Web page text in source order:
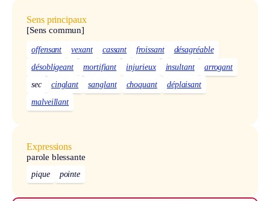
Sens principaux
[Sens commun]
offensant vexant cassant froissant
désagréable
désobligeant
mortifiant injurieux insultant
arrogant
sec
cinglant sanglant choquant
déplaisant
malveillant
Expressions
parole blessante
pique pointe